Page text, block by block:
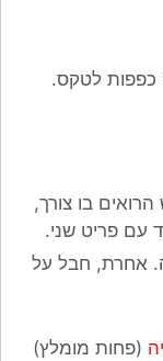
כפפות לטקס.
בו צורך,
עם פריט שני.
אחרת, חבל על
(פחות מומלץ)